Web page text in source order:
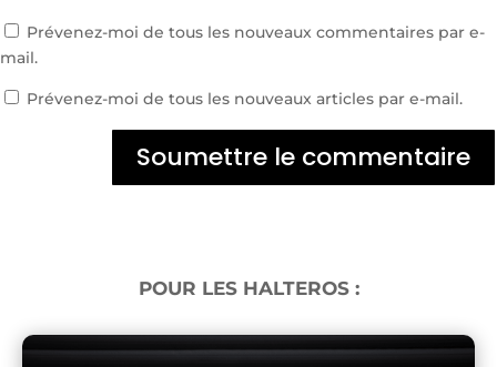
Prévenez-moi de tous les nouveaux commentaires par e-
mail.
Prévenez-moi de tous les nouveaux articles par e-mail.
Soumettre le commentaire
POUR LES HALTEROS :